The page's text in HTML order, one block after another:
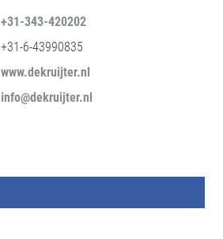
+31-343-420202
+31-6-43990835
www.dekruijter.nl
info@dekruijter.nl